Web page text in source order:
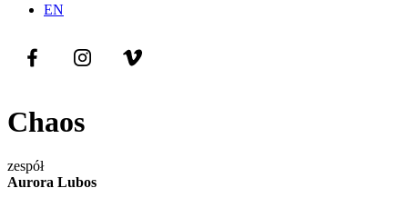
EN
Chaos
zespół
Aurora Lubos